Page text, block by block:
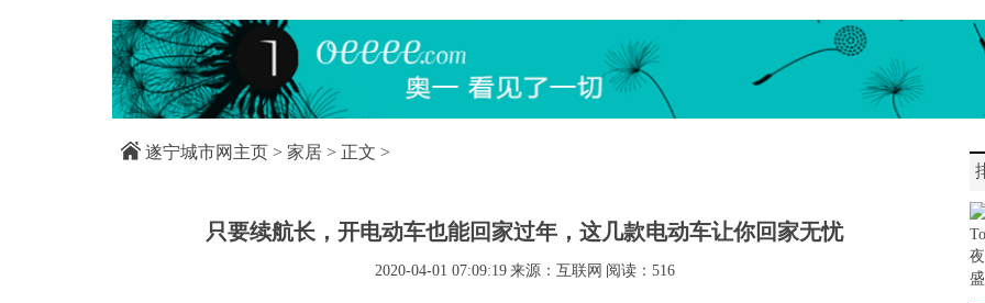
遂宁城市网主页 > 家居 > 正文 >
只要续航长，开电动车也能回家过年，这几款电动车让你回家无忧
2020-04-01 07:09:19 来源：互联网 阅读：516